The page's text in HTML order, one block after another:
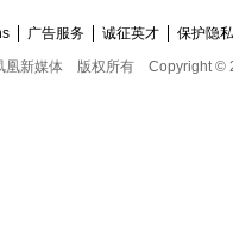
广告服务 诚征英才
保护隐
凰新媒体
版权所有 Copyright ©